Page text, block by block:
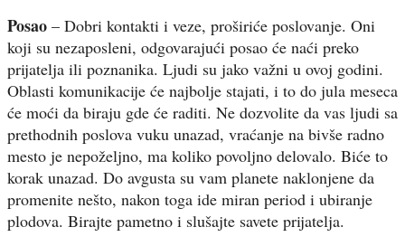
Posao – Dobri kontakti i veze, proširiće poslovanje. Oni
koji su nezaposleni, odgovarajući posao će naći preko
prijatelja ili poznanika. Ljudi su jako važni u ovoj godini.
Oblasti komunikacije će najbolje stajati, i to do jula meseca
će moći da biraju gde će raditi. Ne dozvolite da vas ljudi sa
prethodnih poslova vuku unazad, vraćanje na bivše radno
mesto je nepoželjno, ma koliko povoljno delovalo. Biće to
korak unazad. Do avgusta su vam planete naklonjene da
promenite nešto, nakon toga ide miran period i ubiranje
plodova. Birajte pametno i slušajte savete prijatelja.